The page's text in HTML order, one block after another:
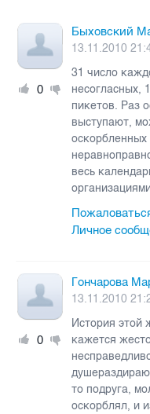
0
Быховский
13.11.2010
31 число
несогласных,
пикетов. Раз
выступают,
оскорбленных
весь
Личное
0
Гончарова
13.11.2010
История этой
кажется
то подруга,
оскорблял, и